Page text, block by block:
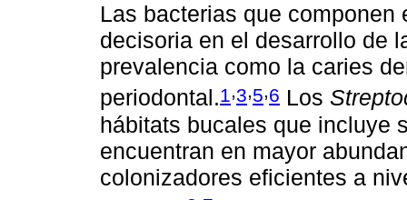
Las bacterias que
decisoria en el desarrollo de
prevalencia como la caries
periodontal.1 ,3,5,6 Los
hábitats bucales que incluye
encuentran en mayor
colonizadores eficientes a